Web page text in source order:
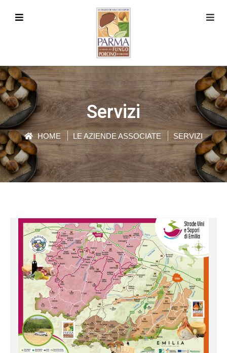
Servizi
HOME LE AZIENDE ASSOCIATE SERVIZI